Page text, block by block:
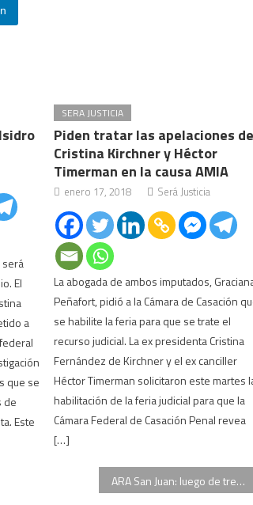
será
El
a
que se
de
Este
SERA JUSTICIA
Piden tratar las apelaciones
Cristina Kirchner y Héctor
Timerman en la causa AMIA
enero 17, 2018 Será Justicia
La abogada de ambos imputados,
Peñafort, pidió a la Cámara de Casación
se habilite la feria para que se trate el
recurso judicial. La ex presidenta Cristina
Fernández de Kirchner y el ex canciller
Héctor Timerman solicitaron este martes
habilitación de la feria judicial para que la
Cámara Federal de Casación Penal revea
[…]
ARA San Juan: luego de tres meses, la Justicia accede a imágenes nunca antes vistas del submarino